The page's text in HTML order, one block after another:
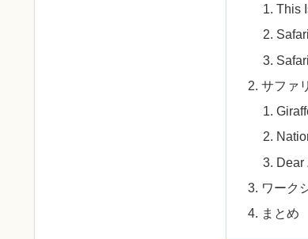
This
サファ
Dear
ワーク
まとめ